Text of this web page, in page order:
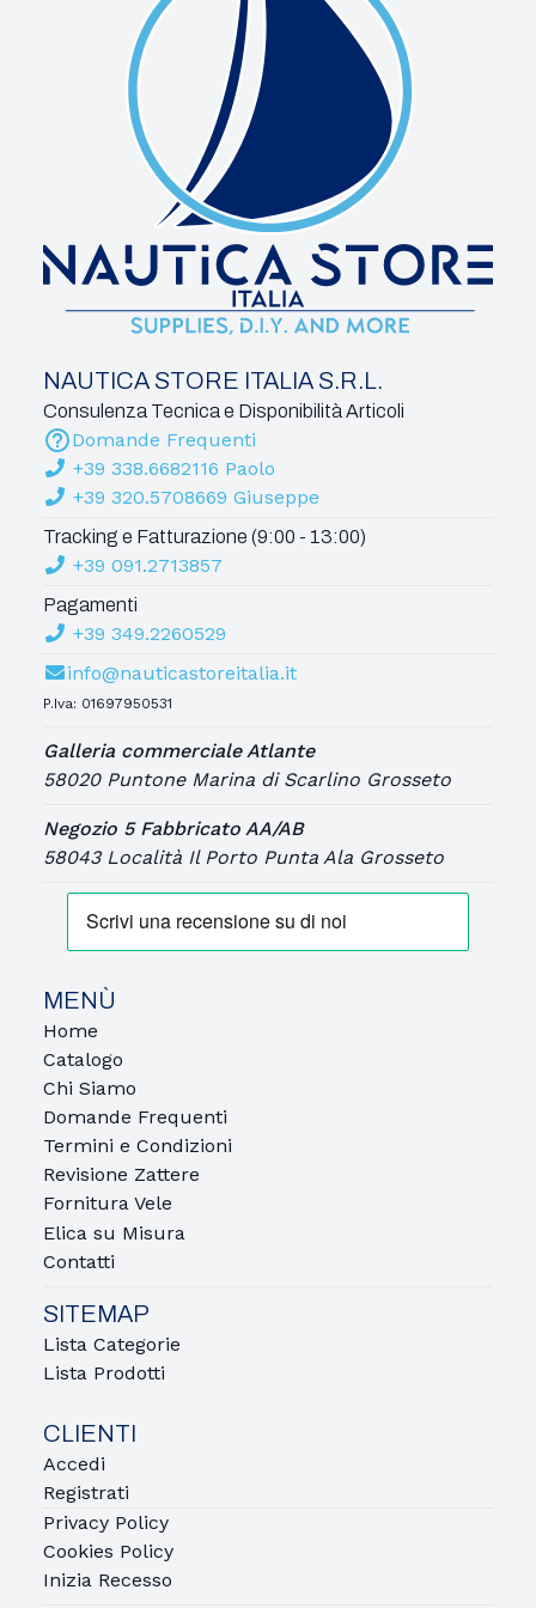
NAUTICA STORE ITALIA S.R.L.
Consulenza Tecnica e Disponibilità Articoli
Domande Frequenti
+39 338.6682116 Paolo
+39 320.5708669 Giuseppe
Tracking e Fatturazione (9:00 - 13:00)
+39 091.2713857
Pagamenti
+39 349.2260529
info@nauticastoreitalia.it
P.Iva: 01697950531
Galleria commerciale Atlante
58020 Puntone Marina di Scarlino Grosseto
Negozio 5 Fabbricato AA/AB
58043 Località Il Porto Punta Ala Grosseto
MENÙ
Home
Catalogo
Chi Siamo
Domande Frequenti
Termini e Condizioni
Revisione Zattere
Fornitura Vele
Elica su Misura
Contatti
SITEMAP
Lista Categorie
Lista Prodotti
CLIENTI
Accedi
Registrati
Privacy Policy
Cookies Policy
Inizia Recesso